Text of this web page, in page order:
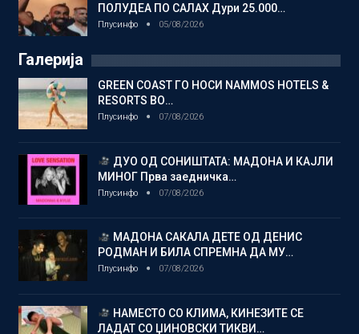
ПОЛУДЕА ПО САЛАХ Дури 25.000…
Плусинфо 05/08/2026
Галерија
GREEN COAST ГО НОСИ NAMMOS HOTELS &
RESORTS ВО…
Плусинфо 07/08/2026
ДУО ОД СОНИШТАТА: МАДОНА И КАЈЛИ
МИНОГ Прва заедничка…
Плусинфо 07/08/2026
МАДОНА САКАЛА ДЕТЕ ОД ДЕНИС
РОДМАН И БИЛА СПРЕМНА ДА МУ…
Плусинфо 07/08/2026
НАМЕСТО СО КЛИМА, КИНЕЗИТЕ СЕ
ЛАДАТ СО ЏИНОВСКИ ТИКВИ…